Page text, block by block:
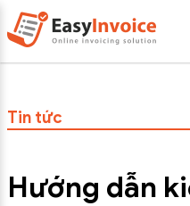
Tin tức
Hướng dẫn